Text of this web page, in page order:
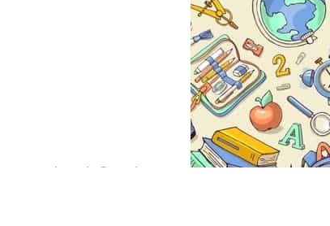
gdzmoda@yandex.ru